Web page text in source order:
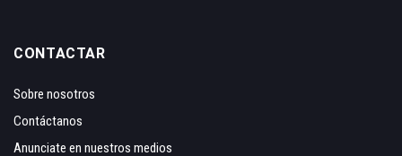
CONTACTAR
Sobre nosotros
Contáctanos
Anunciate en nuestros medios